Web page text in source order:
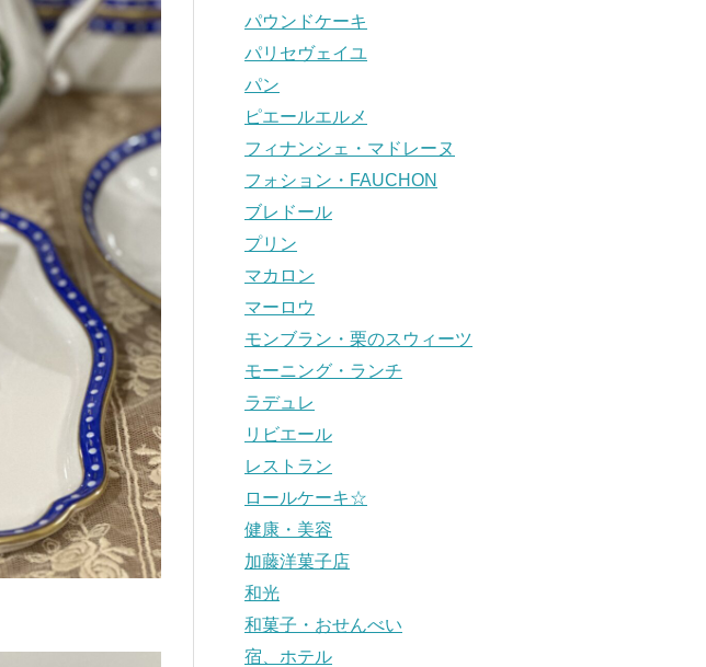
パウンドケーキ
パリセヴェイユ
パン
ピエールエルメ
フィナンシェ・マドレーヌ
フォション・FAUCHON
ブレドール
プリン
マカロン
マーロウ
モンブラン・栗のスウィーツ
モーニング・ランチ
ラデュレ
リビエール
レストラン
ロールケーキ☆
健康・美容
加藤洋菓子店
和光
和菓子・おせんべい
宿、ホテル